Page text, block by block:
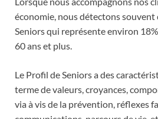
économie, nous détectons
Seniors qui représente environ
60 ans et plus.
Le Profil de Seniors a des
terme de valeurs, croyances,
via à vis de la prévention, réflexes